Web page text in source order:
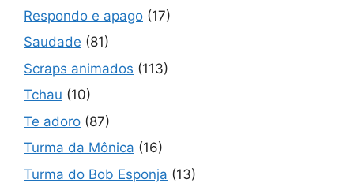
Respondo e apago (17)
Saudade (81)
Scraps animados (113)
Tchau (10)
Te adoro (87)
Turma da Mônica (16)
Turma do Bob Esponja (13)